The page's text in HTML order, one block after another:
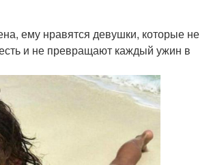
ему нравятся девушки, которые не
и не превращают каждый ужин в